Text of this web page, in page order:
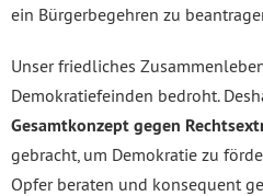
ein Bürgerbegehren zu
Unser friedliches
Demokratiefeinden bedroht.
Gesamtkonzept gegen
gebracht, um Demokratie zu
Opfer beraten und konsequent